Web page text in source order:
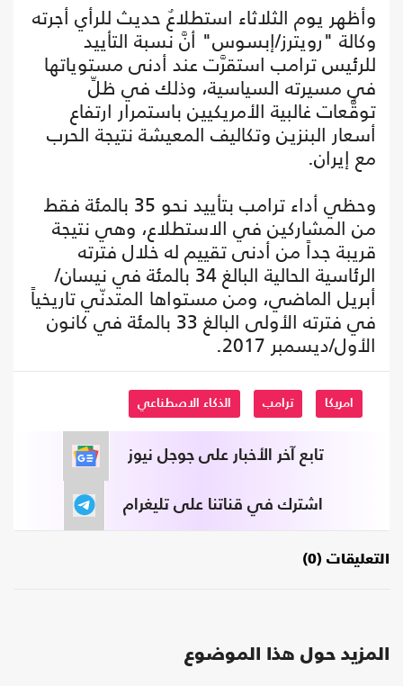
وأظهر يوم الثلاثاء استطلاعٌ حديث للرأي أجرته
وكالة "رويترز/إبسوس" أنَّ نسبة التأييد
للرئيس ترامب استقرَّت عند أدنى مستوياتها
في مسيرته السياسية، وذلك في ظلِّ
توقُّعات غالبية الأمريكيين باستمرار ارتفاع
أسعار البنزين وتكاليف المعيشة نتيجة الحرب
مع إيران.
وحظي أداء ترامب بتأييد نحو 35 بالمئة فقط
من المشاركين في الاستطلاع، وهي نتيجة
قريبة جداً من أدنى تقييم له خلال فترته
الرئاسية الحالية البالغ 34 بالمئة في نيسان/
أبريل الماضي، ومن مستواها المتدنّي تاريخياً
في فترته الأولى البالغ 33 بالمئة في كانون
الأول/ديسمبر 2017.
امريكا ترامب الذكاء الاصطناعي
تابع آخر الأخبار على جوجل نيوز
اشترك في قناتنا على تليغرام
التعليقات (0)
المزيد حول هذا الموضوع